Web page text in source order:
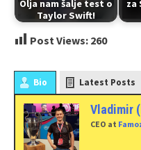
Olja nam šalje test o
Taylor Swift!
za
Post Views: 260
Bio Latest Posts
Vladimir
CEO at